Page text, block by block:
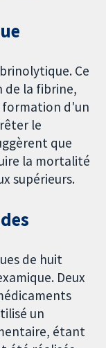
Ce
de la fibrine,
formation d'un
le
que
la mortalité
supérieurs.
de huit
Deux
un
étant